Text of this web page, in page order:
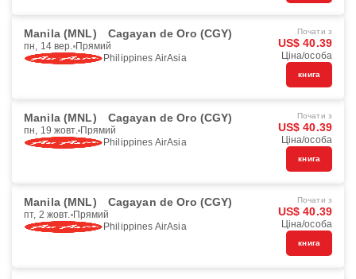
Manila (MNL) Cagayan de Oro (CGY)
пн, 14 вер. Прямий
Philippines AirAsia
Почати з
US$ 40.39
Ціна/особа
книга
Manila (MNL) Cagayan de Oro (CGY)
пн, 19 жовт. Прямий
Philippines AirAsia
Почати з
US$ 40.39
Ціна/особа
книга
Manila (MNL) Cagayan de Oro (CGY)
пт, 2 жовт. Прямий
Philippines AirAsia
Почати з
US$ 40.39
Ціна/особа
книга